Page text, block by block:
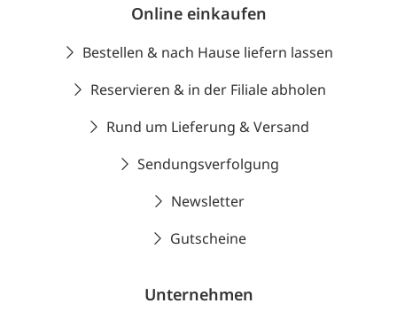
Online einkaufen
Bestellen & nach Hause liefern lassen
Reservieren & in der Filiale abholen
Rund um Lieferung & Versand
Sendungsverfolgung
Newsletter
Gutscheine
Unternehmen